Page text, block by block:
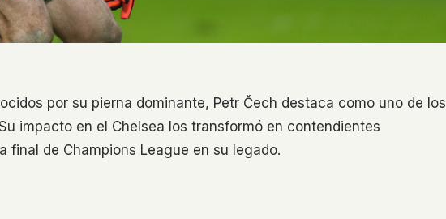
por su pierna dominante, Petr Čech destaca como uno de los
impacto en el Chelsea los transformó en contendientes
final de Champions League en su legado.